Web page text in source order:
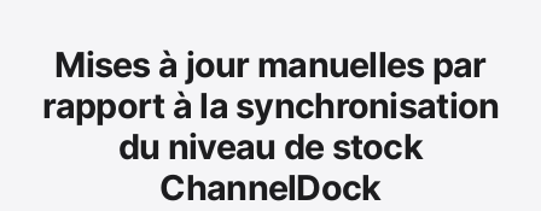
Mises à jour manuelles par
rapport à la synchronisation
du niveau de stock
ChannelDock